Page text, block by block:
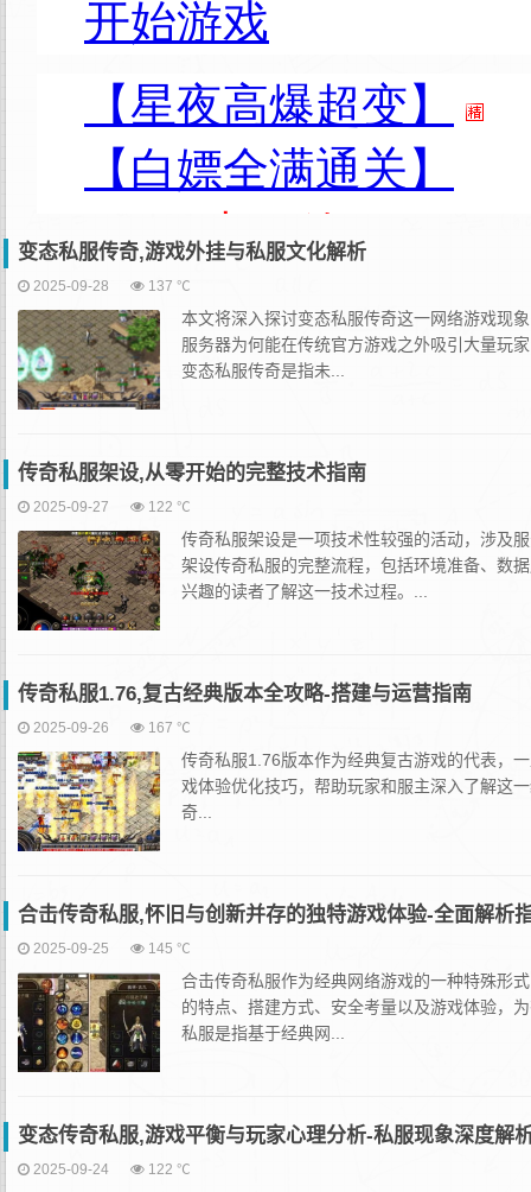
变态私服传奇,游戏外挂与私服文化解析
2025-09-28 137 ℃
本文将深入探讨变态私服传奇这一网络游戏现
服务器为何能在传统官方游戏之外吸引大量玩
变态私服传奇是指未...
传奇私服架设,从零开始的完整技术指南
2025-09-27 122 ℃
传奇私服架设是一项技术性较强的活动，涉及
架设传奇私服的完整流程，包括环境准备、数
兴趣的读者了解这一技术过程。...
传奇私服1.76,复古经典版本全攻略-搭建与运营指南
2025-09-26 167 ℃
传奇私服1.76版本作为经典复古游戏的代表，
戏体验优化技巧，帮助玩家和服主深入了解这
奇...
合击传奇私服,怀旧与创新并存的独特游戏体验-全面解析
2025-09-25 145 ℃
合击传奇私服作为经典网络游戏的一种特殊形
的特点、搭建方式、安全考量以及游戏体验，
私服是指基于经典网...
变态传奇私服,游戏平衡与玩家心理分析-私服现象深度解
2025-09-24 122 ℃